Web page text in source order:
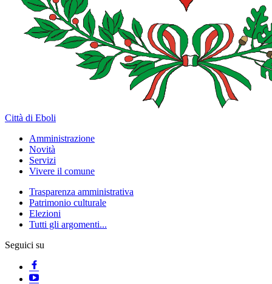
Città di Eboli
Amministrazione
Novità
Servizi
Vivere il comune
Trasparenza amministrativa
Patrimonio culturale
Elezioni
Tutti gli argomenti...
Seguici su